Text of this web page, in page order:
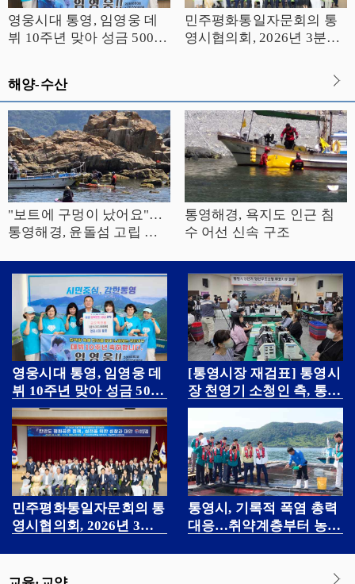
영웅시대 통영, 임영웅 데
뷔 10주년 맞아 성금 500만
민주평화통일자문회의 통
영시협의회, 2026년 3분기
해양-수산
"보트에 구멍이 났어요"…
통영해경, 윤돌섬 고립 가
통영해경, 욕지도 인근 침
수 어선 신속 구조
영웅시대 통영, 임영웅 데
뷔 10주년 맞아 성금 500
만 원 기탁
[통영시장 재검표] 통영시
장 천영기 소청인 측, 통영
시장 선거소청 추가 의견
서 제출
민주평화통일자문회의 통
영시협의회, 2026년 3분
통영시, 기록적 폭염 총력
대응…취약계층부터 농어